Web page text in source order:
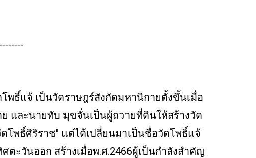
พธิ์แจ้ เป็นวัดราษฎร์สังกัดมหานิกายตั้งขึ้นเมื่อ
และนายทับ มุขจั่นเป็นผู้ถวายที่ดินให้สร้างวัด
โพธิ์ศิริราช" แต่ได้เปลี่ยนมาเป็นชื่อวัดโพธิ์แจ้
ะวันออก สร้างเมื่อพ.ศ.2466ผู้เป็นกำลังสำคัญ